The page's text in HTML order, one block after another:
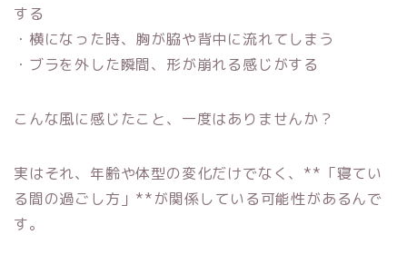
する
・横になった時、胸が脇や背中に流れてしまう
・ブラを外した瞬間、形が崩れる感じがする
こんな風に感じたこと、一度はありませんか？
実はそれ、年齢や体型の変化だけでなく、**「寝てい
る間の過ごし方」**が関係している可能性があるんで
す。